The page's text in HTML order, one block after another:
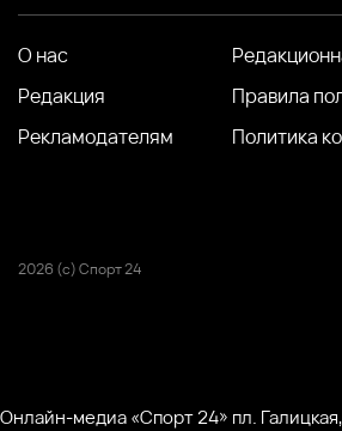
О нас
Редакция
Рекламодателям
Правила
Политика
2026 (с) Спорт 24
Онлайн-медиа «Спорт 24» пл.